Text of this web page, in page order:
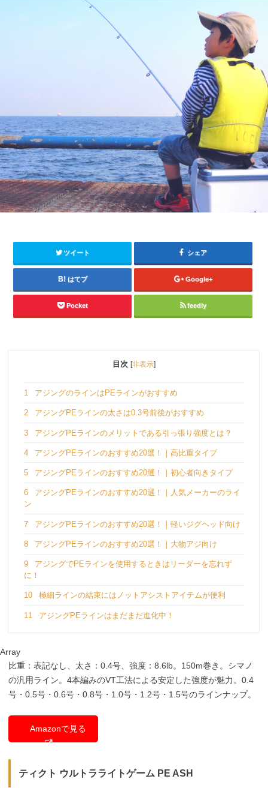
ツイート シェア
はてブ Google+
Pocket feedly
目次 [非表示]
1 アジングのラインはPEラインがおすすめ
2 アジングPEラインの太さは0.3号前後がおすすめ
3 アジングPEラインのメリットである引っ張り強度とは？
4 アジングPEラインのおすすめ20選！｜高比重タイプ
5 アジングPEラインのおすすめ20選！｜初心者向きタイプ
6
アジングPEラインのおすすめ20選！｜人気メーカーのライ
ン
7 アジングPEラインのおすすめ20選！｜軽いジグヘッド向け
8 アジングPEラインのおすすめ20選！｜大物アジ向け
9
アジングでPEラインを使用するときはリーダーを忘れず
に！
10 極細ラインの結束にはノットアシストアイテムが便利
11 アジングPEラインはまだまだ進化中！
Array
比重：表記なし、太さ：0.4号、強度：8.6lb。150m巻き。シマノ
の汎用ライン。4本編みのVT工法による安定した強度が魅力。0.4
号・0.5号・0.6号・0.8号・1.0号・1.2号・1.5号のラインナップ。
Amazonで見る
ティクト ウルトラライトゲーム PE ASH